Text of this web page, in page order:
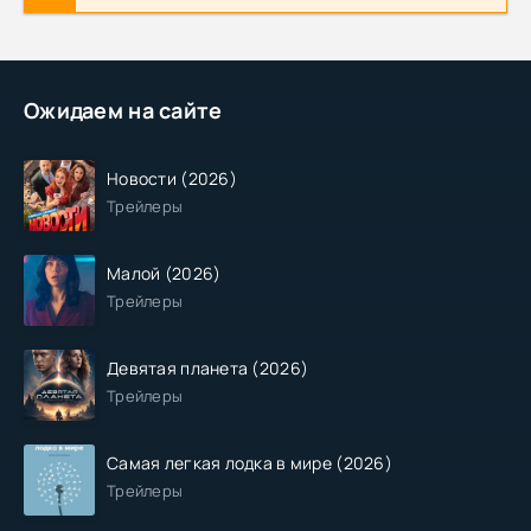
Ожидаем на сайте
Новости (2026)
Трейлеры
Малой (2026)
Трейлеры
Девятая планета (2026)
Трейлеры
Самая легкая лодка в мире (2026)
Трейлеры